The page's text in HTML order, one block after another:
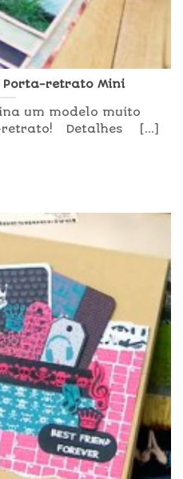
Porta-retrato Mini
um modelo muito
retrato! Detalhes [...]